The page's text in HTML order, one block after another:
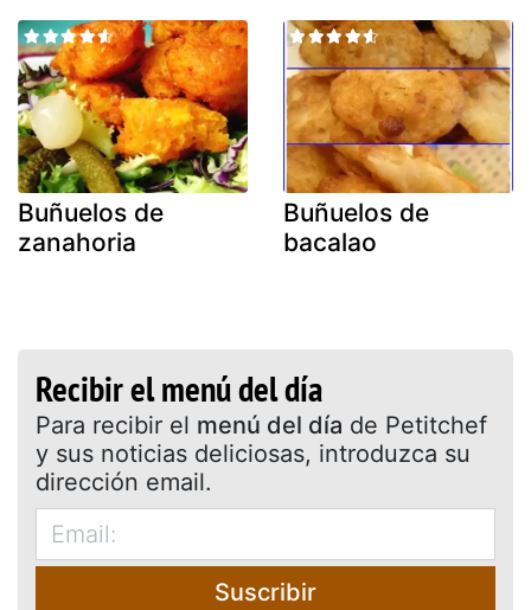
Buñuelos de
zanahoria
Buñuelos de
bacalao
Recibir el menú del día
Para recibir el menú del día de Petitchef
y sus noticias deliciosas, introduzca su
dirección email.
Suscribir